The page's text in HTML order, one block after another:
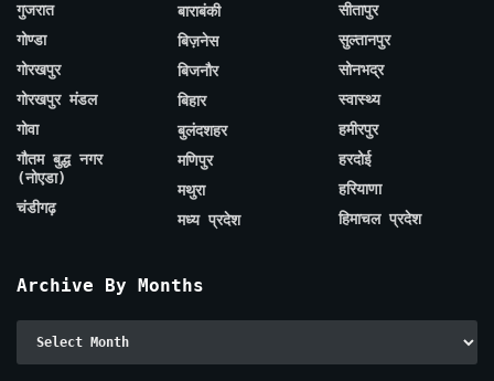
गुजरात
गोण्डा
गोरखपुर
गोरखपुर मंडल
गोवा
गौतम बुद्ध नगर
(नोएडा)
चंडीगढ़
बाराबंकी
बिज़नेस
बिजनौर
बिहार
बुलंदशहर
मणिपुर
मथुरा
मध्य प्रदेश
सीतापुर
सुल्तानपुर
सोनभद्र
स्वास्थ्य
हमीरपुर
हरदोई
हरियाणा
हिमाचल प्रदेश
Archive By Months
Archive